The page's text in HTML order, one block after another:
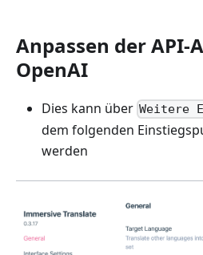
Anpassen der API-
OpenAI
Dies kann über Weitere
dem folgenden
werden